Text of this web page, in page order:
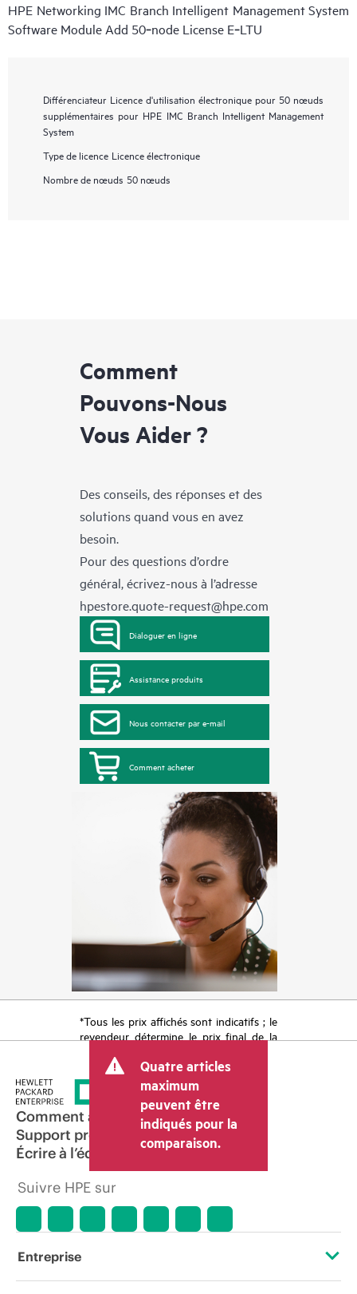
HPE Networking IMC Branch Intelligent Management System
Software Module Add 50‑node License E‑LTU
Différenciateur Licence d'utilisation électronique pour 50 nœuds
supplémentaires pour HPE IMC Branch Intelligent Management
System
Type de licence Licence électronique
Nombre de nœuds 50 nœuds
Comment
Pouvons-Nous
Vous Aider ?
Des conseils, des réponses et des
solutions quand vous en avez
besoin.
Pour des questions d’ordre
général, écrivez-nous à l’adresse
hpestore.quote-request@hpe.com
Dialoguer en ligne
Assistance produits
Nous contacter par e-mail
Comment acheter
*Tous les prix affichés sont indicatifs ; le
revendeur détermine le prix final de la
tels que la TVA ou les taxes sur la vente
et les frais d’expédition. Le prix de la
transaction déterminé par le revendeur
peut varier par rapport à d’autres
revendeurs et au prix indicatif affiché.
Les prix indicatifs peuvent inclure des
offres promotionnelles limitées dans le
temps. HPE se réserve le droit d’ajuster
les prix à tout moment pour diverses
raisons, notamment, mais sans s’y limiter,
l’arrêt d’un produit, la disponibilité
période de promotion et des erreurs
dans les publicités.
Quatre articles
maximum
peuvent être
indiqués pour la
comparaison.
Comment acheter
Support produit
Écrire à l’équipe commerciale
Suivre HPE sur
Entreprise